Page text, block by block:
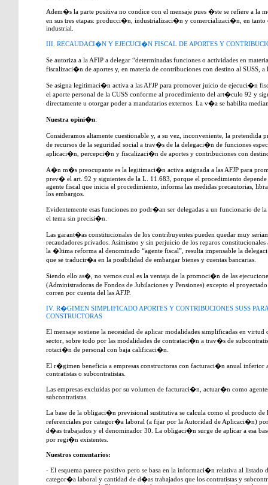
Adem�s la parte positiva no condice con el mensaje pues �ste se refiere a la
en sus tres etapas: producci�n, industrializaci�n y comercializaci�n, en tanto
industrial.
III. RECAUDACI�N Y EJECUCI�N FISCAL DE APORTES Y
Se autoriza a la AFIP a delegar “determinadas funciones o actividades en
fiscalizaci�n de aportes y, en materia de contribuciones con destino al SUSS, a
Se asigna legitimaci�n activa a las AFJP para promover juicio de ejecuci�n
el aporte personal de la CUSS conforme al procedimiento del art�culo 92 y
directamente u otorgar poder a mandatarios externos. La v�a se habilita
Nuestra opini�n:
Consideramos altamente cuestionable y, a su vez, inconveniente, la
de recursos de la seguridad social a trav�s de la delegaci�n de funciones
aplicaci�n, percepci�n y fiscalizaci�n de aportes y contribuciones con
A�n m�s preocupante es la legitimaci�n activa asignada a las AFJP para
prev� el art. 92 y siguientes de la L. 11.683, porque el procedimiento
agente fiscal que inicia el procedimiento, informa las medidas precautorias,
los embargos.
Evidentemente esas funciones no podr�an ser delegadas a un funcionario de
el tema sin precisi�n.
Las garant�as constitucionales de los contribuyentes pueden quedar muy
recaudadores privados. Asimismo y sin perjuicio de los reparos constitucionales
la �ltima reforma al denominado “agente fiscal”, resulta impensable la
que se traducir�a en la posibilidad de embargar bienes y cuentas bancarias.
Siendo ello as�, no vemos cual es la ventaja de la promoci�n de las
(Administradoras de Fondos de Jubilaciones y Pensiones) excepto el
corren por cuenta del las AFJP.
IV. R�GIMEN SIMPLIFICADO APORTES Y CONTRIBUCIONES SUSS
CONSTRUCTORAS
El mensaje sostiene la necesidad de aplicar modalidades simplificadas en
sector, sobre todo por las modalidades de contrataci�n a trav�s de
rotaci�n de personal con baja calificaci�n.
El r�gimen beneficia a empresas constructoras con facturaci�n anual
contratistas o subcontratistas.
Las empresas excluidas por su volumen de facturaci�n, actuar�n como
subcontratistas.
La base de la obligaci�n previsional sustitutiva se calcula como el producto de
referenciales por categor�a laboral (a fijar por la Autoridad de Aplicaci�n)
d�as trabajados y el denominador 30. La obligaci�n surge de aplicar a esa
por regi�n existentes.
Nuestros comentarios:
- El esquema parece positivo pero se basa en la informaci�n relativa al listado
categor�a laboral y cantidad de d�as trabajados que los contratistas y